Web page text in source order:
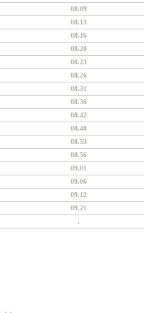
08.09
08.13
08.16
08.20
08.23
08.26
08.31
08.36
08.42
08.48
08.53
08.56
09.01
09.06
09.12
09.21
.